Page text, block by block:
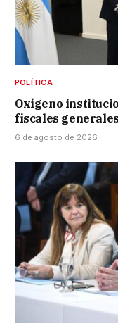
POLÍTICA
Oxígeno
fiscales generales
6 de agosto de 2026